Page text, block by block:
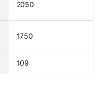
2050
1750
109